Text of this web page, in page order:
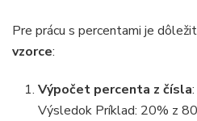
Pre prácu s percentami je
vzorce:
Výpočet percenta z čísla
Výsledok Príklad: 20% z